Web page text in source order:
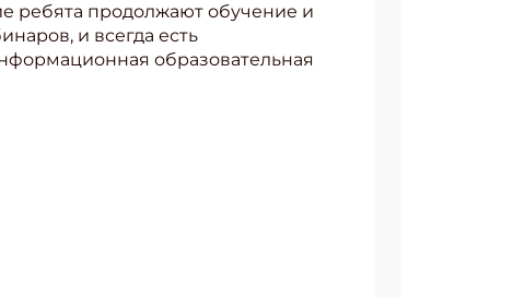
ребята продолжают обучение и
и всегда есть
образовательная